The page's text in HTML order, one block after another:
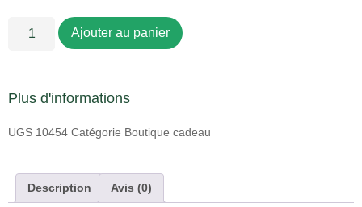
Ajouter au panier
Plus d'informations
UGS 10454 Catégorie Boutique cadeau
Description Avis (0)